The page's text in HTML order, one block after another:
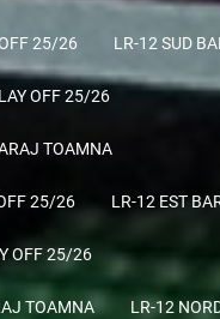
25/26 LR-12 SUD
OFF 25/26
TOAMNA
25/26 LR-12 EST
OFF 25/26
TOAMNA LR-12